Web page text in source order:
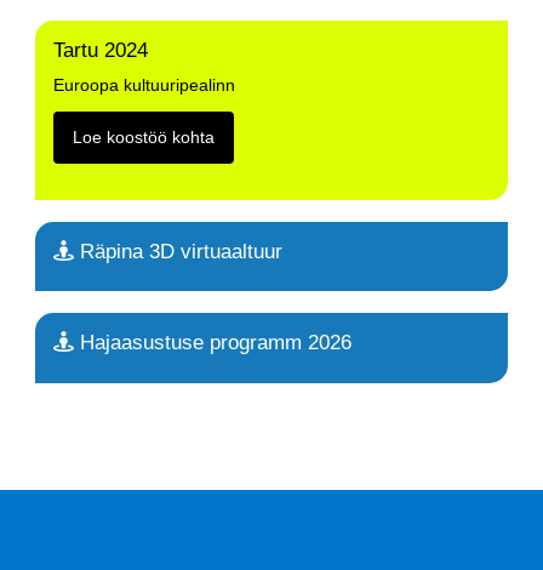
Tartu 2024
Euroopa kultuuripealinn
Loe koostöö kohta
Räpina 3D virtuaaltuur
Hajaasustuse programm 2026